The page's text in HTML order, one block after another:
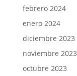
febrero 2024
enero 2024
diciembre 2023
noviembre 2023
octubre 2023